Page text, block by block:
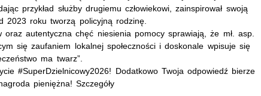
przykład służby drugiemu człowiekowi, zainspirował swoją
2023 roku tworzą policyjną rodzinę.
autentyczna chęć niesienia pomocy sprawiają, że mł. asp.
się zaufaniem lokalnej społeczności i doskonale wpisuje się
ma twarz”.
#SuperDzielnicowy2026! Dodatkowo Twoja odpowiedź bierze
pieniężna! Szczegóły